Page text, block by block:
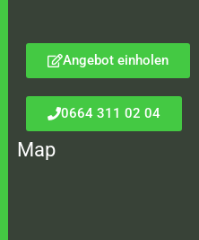
Angebot einholen
0664 311 02 04
Map